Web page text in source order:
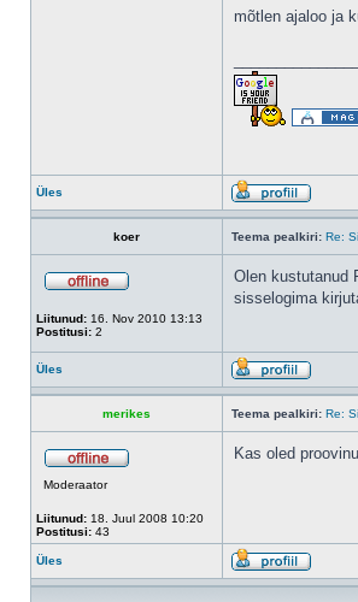
mõtlen ajaloo ja
Üles
koer Teema pealkiri: Re:
Liitunud: 16. Nov 2010 13:13
Postitusi: 2
Olen kustutanud
sisselogima
Üles
merikes Teema pealkiri: Re:
Moderaator
Liitunud: 18. Juul 2008 10:20
Postitusi: 43
Kas oled
Üles